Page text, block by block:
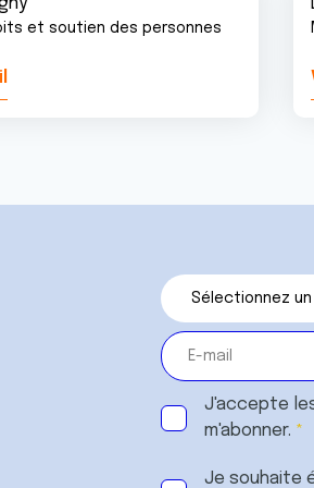
et soutien des personnes
J'accepte
m'abonner.
Je souhaite